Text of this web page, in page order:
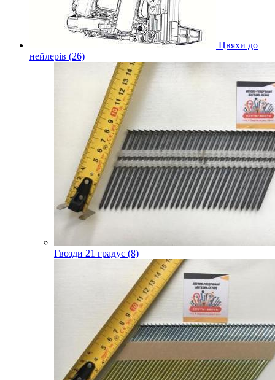
Цвяхи до
нейлерів (26)
Гвозди 21 градус (8)